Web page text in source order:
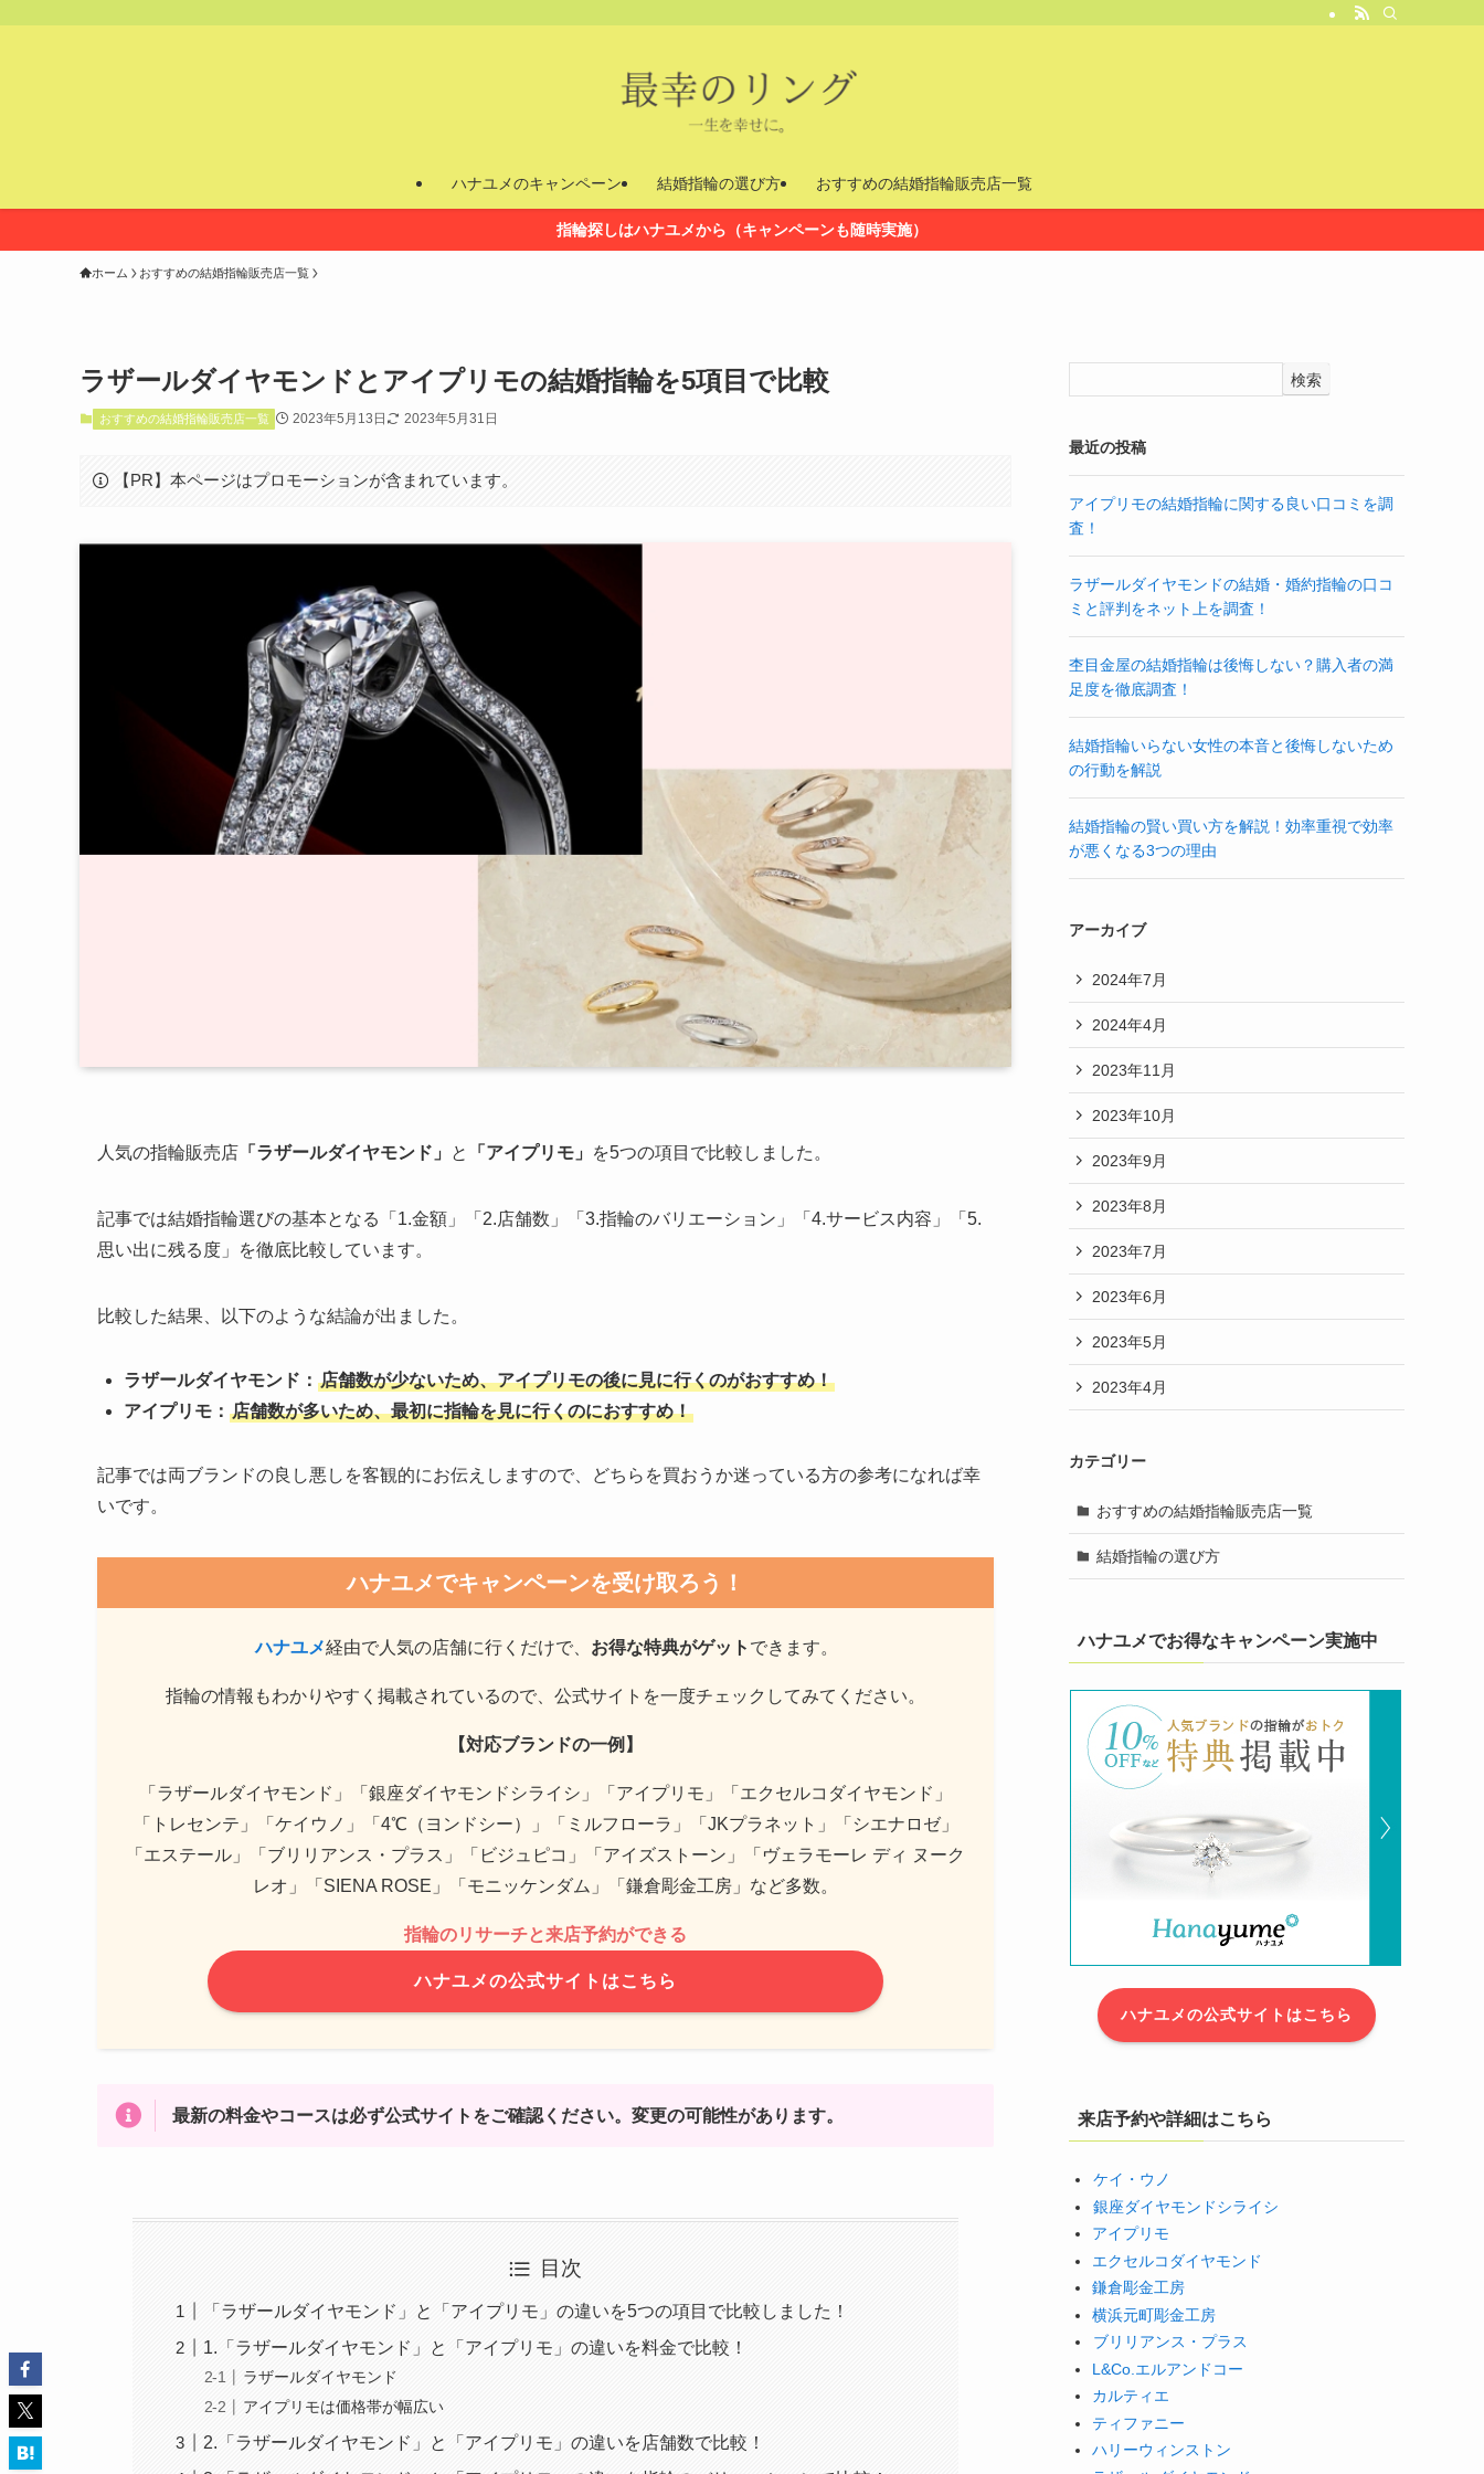
ハナユメのキャンペーン 結婚指輪の選び方 おすすめの結婚指輪販売店一覧
指輪探しはハナユメから（キャンペーンも随時実施）
ホーム おすすめの結婚指輪販売店一覧
ラザールダイヤモンドとアイプリモの結婚指輪を5項目で比較
おすすめの結婚指輪販売店一覧 2023年5月13日 2023年5月31日
【PR】本ページはプロモーションが含まれています。
人気の指輪販売店 「ラザールダイヤモンド」 と 「アイプリモ」 を5つの項目で比較しました。
記事では結婚指輪選びの基本となる「1.金額」「2.店舗数」「3.指輪のバリエーション」「4.サービス内容」「5.
思い出に残る度」を徹底比較しています。
比較した結果、以下のような結論が出ました。
ラザールダイヤモンド： 店舗数が少ないため、アイプリモの後に見に行くのがおすすめ！
アイプリモ： 店舗数が多いため、最初に指輪を見に行くのにおすすめ！
記事では両ブランドの良し悪しを客観的にお伝えしますので、どちらを買おうか迷っている方の参考になれば幸
いです。
ハナユメでキャンペーンを受け取ろう！
ハナユメ経由で人気の店舗に行くだけで、 お得な特典がゲット できます。
指輪の情報もわかりやすく掲載されているので、公式サイトを一度チェックしてみてください。
【対応ブランドの一例】
「ラザールダイヤモンド」「銀座ダイヤモンドシライシ」「アイプリモ」「エクセルコダイヤモンド」
「トレセンテ」「ケイウノ」「4℃（ヨンドシー）」「ミルフローラ」「JKプラネット」「シエナロゼ」
「エステール」「ブリリアンス・プラス」「ビジュピコ」「アイズストーン」「ヴェラモーレ ディ ヌーク
レオ」「SIENA ROSE」「モニッケンダム」「鎌倉彫金工房」など多数。
指輪のリサーチと来店予約ができる
ハナユメの公式サイトはこちら
最新の料金やコースは必ず公式サイトをご確認ください。変更の可能性があります。
目次
「ラザールダイヤモンド」と「アイプリモ」の違いを5つの項目で比較しました！
1.「ラザールダイヤモンド」と「アイプリモ」の違いを料金で比較！
ラザールダイヤモンド
アイプリモは価格帯が幅広い
2.「ラザールダイヤモンド」と「アイプリモ」の違いを店舗数で比較！
検索
最近の投稿
アイプリモの結婚指輪に関する良い口コミを調
査！
ラザールダイヤモンドの結婚・婚約指輪の口コ
ミと評判をネット上を調査！
杢目金屋の結婚指輪は後悔しない？購入者の満
足度を徹底調査！
結婚指輪いらない女性の本音と後悔しないため
の行動を解説
結婚指輪の賢い買い方を解説！効率重視で効率
が悪くなる3つの理由
アーカイブ
2024年7月
2024年4月
2023年11月
2023年10月
2023年9月
2023年8月
2023年7月
2023年6月
2023年5月
2023年4月
カテゴリー
おすすめの結婚指輪販売店一覧
結婚指輪の選び方
ハナユメでお得なキャンペーン実施中
ハナユメの公式サイトはこちら
来店予約や詳細はこちら
ケイ・ウノ
銀座ダイヤモンドシライシ
アイプリモ
エクセルコダイヤモンド
鎌倉彫金工房
横浜元町彫金工房
ブリリアンス・プラス
L&Co.エルアンドコー
カルティエ
ティファニー
ハリーウィンストン